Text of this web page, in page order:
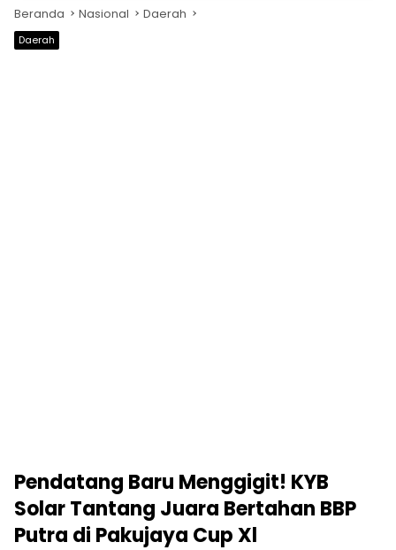
Beranda Nasional Daerah
Daerah
Pendatang Baru Menggigit! KYB
Solar Tantang Juara Bertahan BBP
Putra di Pakujaya Cup Xl